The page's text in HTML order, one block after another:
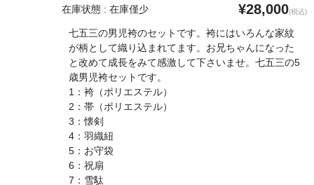
在庫状態 : 在庫僅少 ¥28,000(税込)
七五三の男児袴のセットです。袴にはいろんな家紋
が柄として織り込まれてます。お兄ちゃんになった
と改めて成長をみて感激して下さいませ。七五三の5
歳男児袴セットです。
1：袴（ポリエステル）
2：帯（ポリエステル）
3：懐剣
4：羽織紐
5：お守袋
6：祝扇
7：雪駄